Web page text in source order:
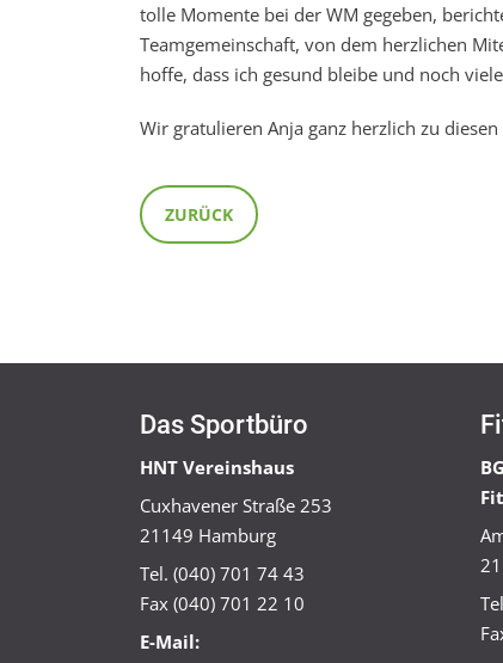
tolle Momente bei der WM gegeben,
Teamgemeinschaft, von dem herzlichen
hoffe, dass ich gesund bleibe und noch
Wir gratulieren Anja ganz herzlich zu
ZURÜCK
Das Sportbüro
HNT Vereinshaus
Cuxhavener Straße 253
21149 Hamburg
Tel. (040) 701 74 43
Fax (040) 701 22 10
E-Mail: